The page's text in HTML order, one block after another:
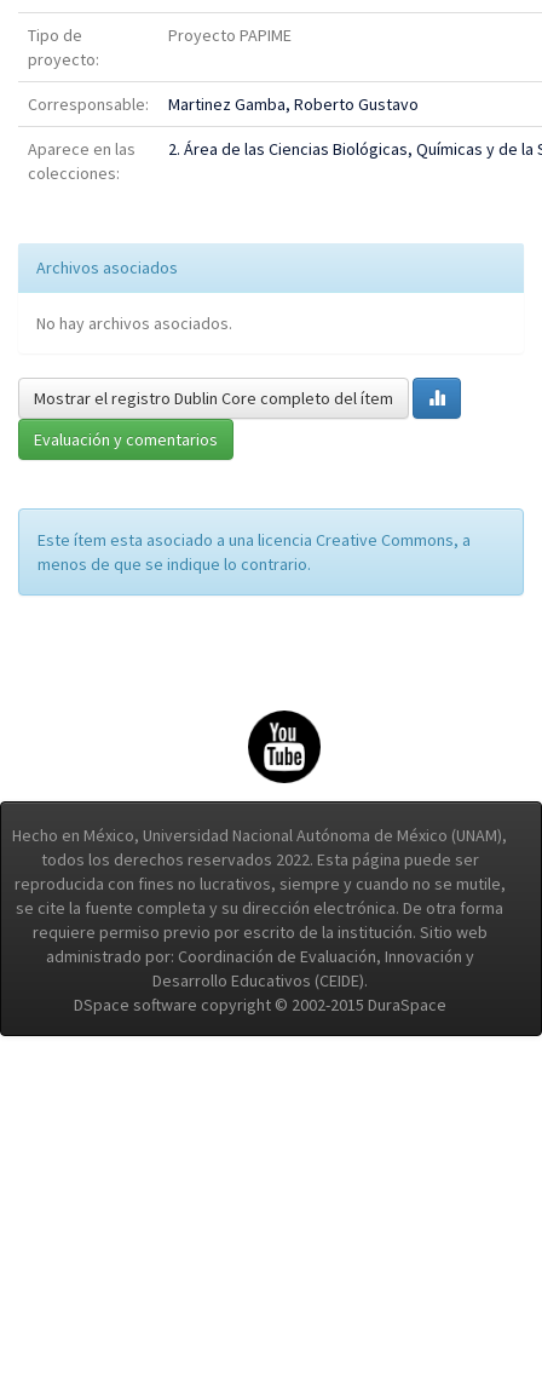
Tipo de
proyecto:
Proyecto PAPIME
Corresponsable: Martinez Gamba, Roberto Gustavo
Aparece en las
colecciones:
2. Área de las Ciencias Biológicas, Químicas y de la
Archivos asociados
No hay archivos asociados.
Mostrar el registro Dublin Core completo del ítem
Evaluación y comentarios
Este ítem esta asociado a una licencia Creative Commons, a
menos de que se indique lo contrario.
Hecho en México, Universidad Nacional Autónoma de México (UNAM),
todos los derechos reservados 2022. Esta página puede ser
reproducida con fines no lucrativos, siempre y cuando no se mutile,
se cite la fuente completa y su dirección electrónica. De otra forma
requiere permiso previo por escrito de la institución. Sitio web
administrado por: Coordinación de Evaluación, Innovación y
Desarrollo Educativos (CEIDE).
DSpace software copyright © 2002-2015 DuraSpace